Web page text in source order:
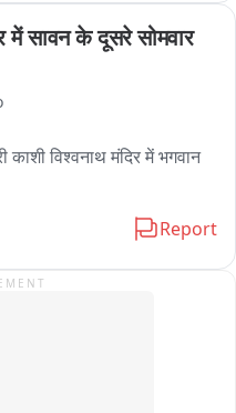
में सावन के दूसरे सोमवार
काशी विश्वनाथ मंदिर में भगवान
Report